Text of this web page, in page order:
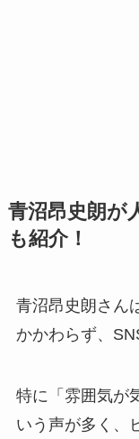
青沼昂史朗が
も紹介！
青沼昂史朗さん
かかわらず、
特に「雰囲気が
いう声が多く、